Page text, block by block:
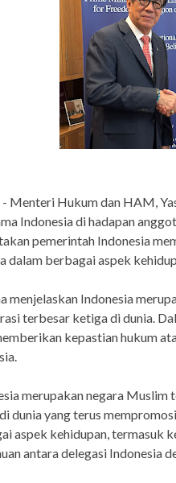
Menteri Hukum dan HAM,
Indonesia di hadapan
pemerintah Indonesia
dalam berbagai aspek
menjelaskan Indonesia
terbesar ketiga di dunia.
kepastian hukum
merupakan negara
dunia yang terus
aspek kehidupan, termasuk
antara delegasi Indonesia